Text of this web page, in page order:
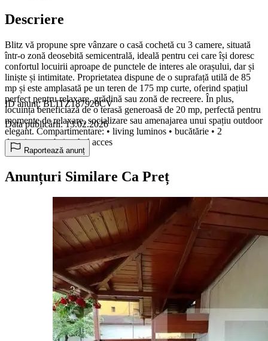
Descriere
Blitz vă propune spre vânzare o casă cochetă cu 3 camere, situată
într-o zonă deosebită semicentrală, ideală pentru cei care își doresc
confortul locuirii aproape de punctele de interes ale orașului, dar și
liniște și intimitate. Proprietatea dispune de o suprafață utilă de 85
mp și este amplasată pe un teren de 175 mp curte, oferind spațiul
perfect pentru relaxare, grădină sau zonă de recreere. În plus,
locuința beneficiază de o terasă generoasă de 20 mp, perfectă pentru
momente de relaxare, socializare sau amenajarea unui spațiu outdoor
elegant. Compartimentare: • living luminos • bucătărie • 2
dormitoare • baie • hol acces
ID anunț: BLITZ187920CV
Data publicării: 13.02.2026
Raportează anunț
Anunțuri Similare Ca Preț